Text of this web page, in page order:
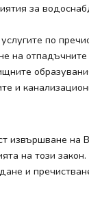
за
по
на
и
извършване на
на този закон.
и